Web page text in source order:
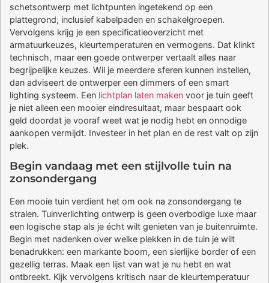
schetsontwerp met lichtpunten ingetekend op een
plattegrond, inclusief kabelpaden en schakelgroepen.
Vervolgens krijg je een specificatieoverzicht met
armatuurkeuzes, kleurtemperaturen en vermogens. Dat klinkt
technisch, maar een goede ontwerper vertaalt alles naar
begrijpelijke keuzes. Wil je meerdere sferen kunnen instellen,
dan adviseert de ontwerper een dimmers of een smart
lighting systeem. Een lichtplan laten maken voor je tuin geeft
je niet alleen een mooier eindresultaat, maar bespaart ook
geld doordat je vooraf weet wat je nodig hebt en onnodige
aankopen vermijdt. Investeer in het plan en de rest valt op zijn
plek.
Begin vandaag met een stijlvolle tuin na
zonsondergang
Een mooie tuin verdient het om ook na zonsondergang te
stralen. Tuinverlichting ontwerp is geen overbodige luxe maar
een logische stap als je écht wilt genieten van je buitenruimte.
Begin met nadenken over welke plekken in de tuin je wilt
benadrukken: een markante boom, een sierlijke border of een
gezellig terras. Maak een lijst van wat je nu hebt en wat
ontbreekt. Kijk vervolgens kritisch naar de kleurtemperatuur